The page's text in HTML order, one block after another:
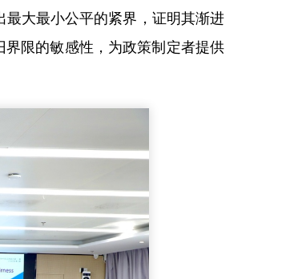
最大最小公平的紧界，证明其渐进
限的敏感性，为政策制定者提供